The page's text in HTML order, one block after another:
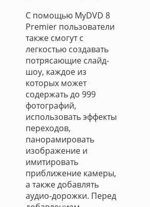
С помощью MyDVD 8
Premier пользователи
также смогут с
легкостью создавать
потрясающие слайд-
шоу, каждое из
которых может
содержать до 999
фотографий,
использовать эффекты
переходов,
панорамировать
изображение и
имитировать
приближение камеры,
а также добавлять
аудио-дорожки. Перед